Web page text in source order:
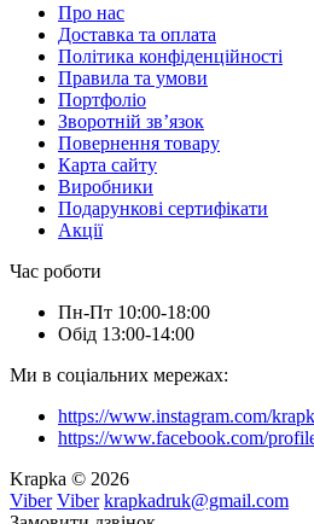
Про нас
Доставка та оплата
Політика конфіденційності
Правила та умови
Портфоліо
Зворотній зв’язок
Повернення товару
Карта сайту
Виробники
Подарункові сертифікати
Акції
Час роботи
Пн-Пт 10:00-18:00
Обід 13:00-14:00
Ми в соціальних мережах:
https://www.instagram.com/
https://www.facebook.com/
Krapka © 2026
Viber Viber krapkadruk@gmail.com